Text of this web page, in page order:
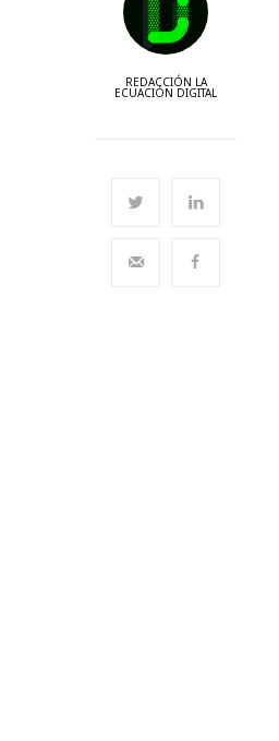
REDACCIÓN LA
ECUACIÓN DIGITAL